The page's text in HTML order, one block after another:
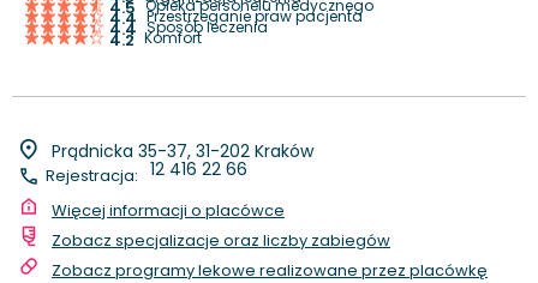
4.5 Opieka personelu medycznego
4.4 Przestrzeganie praw pacjenta
4.4 Sposób leczenia
4.2 Komfort
Prądnicka 35-37, 31-202 Kraków
Rejestracja: 12 416 22 66
Więcej informacji o placówce
Zobacz specjalizacje oraz liczby zabiegów
Zobacz programy lekowe realizowane przez placówkę